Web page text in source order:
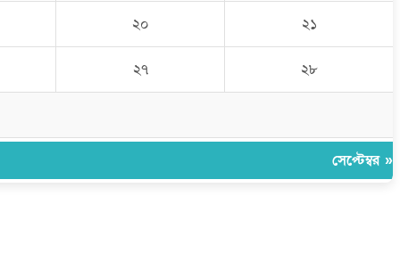
২০ ২১
২৭ ২৮
সেপ্টেম্বর »